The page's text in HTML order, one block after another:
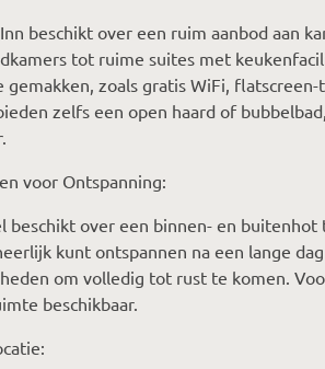
beschikt over een ruim aanbod aan
tot ruime suites met
gemakken, zoals gratis WiFi,
zelfs een open haard of
voor Ontspanning:
beschikt over een binnen- en buitenhot
kunt ontspannen na een lange
om volledig tot rust te komen.
beschikbaar.